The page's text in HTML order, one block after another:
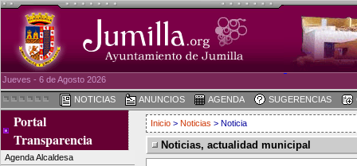
Jueves - 6 de Agosto 2026
NOTICIAS ANUNCIOS AGENDA SUGERENCIAS
Portal
Transparencia
Agenda Alcaldesa
Inicio > Noticias > Noticia
Noticias, actualidad municipal